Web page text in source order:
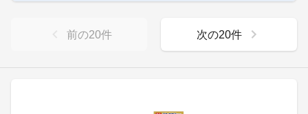
前の20件 次の20件